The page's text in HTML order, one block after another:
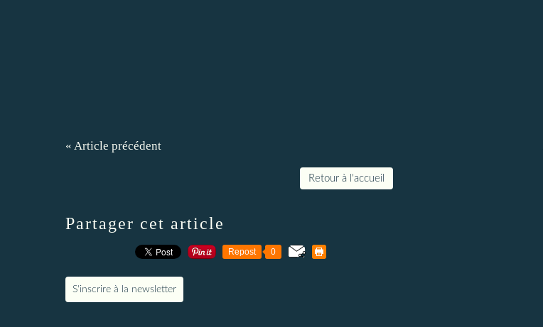
« Article précédent
Retour à l'accueil
Partager cet article
Repost 0
S'inscrire à la newsletter